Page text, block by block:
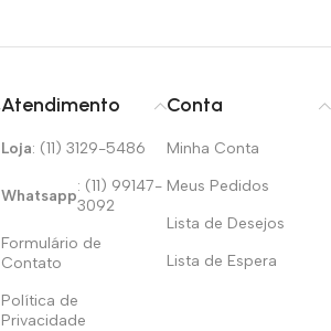
Atendimento
Loja: (11) 3129-5486
Whatsapp
: (11) 99147-
3092
Formulário de
Contato
Política de
Privacidade
Conta
Minha Conta
Meus Pedidos
Lista de Desejos
Lista de Espera